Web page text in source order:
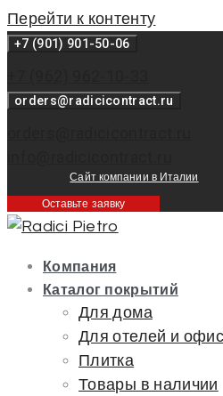
Перейти к контенту
+7 (901) 901-50-06
orders@radicicontract.ru
Сайт компании в Италии
Оставьте заявку
Компания
Каталог покрытий
Для дома
Для отелей и
Плитка
Товары в наличии